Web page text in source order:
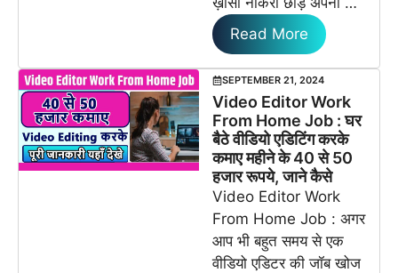
Read More
SEPTEMBER 21, 2024
Video Editor Work
From Home Job : घर
बैठे वीडियो एडिटिंग करके
कमाए महीने के 40 से 50
हजार रूपये, जाने कैसे
Video Editor Work
From Home Job : अगर
आप भी बहुत समय से एक
वीडियो एडिटर की जॉब खोज